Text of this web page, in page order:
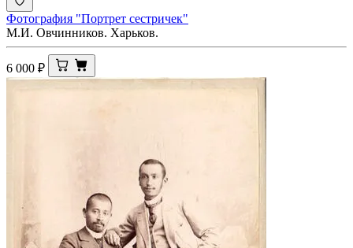
Фотография "Портрет сестричек"
М.И. Овчинников. Харьков.
6 000 ₽